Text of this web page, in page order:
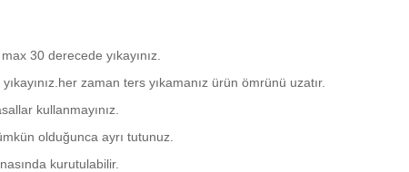
30 derecede yıkayınız.
zaman ters yıkamanız ürün ömrünü uzatır.
kullanmayınız.
olduğunca ayrı tutunuz.
kurutulabilir.